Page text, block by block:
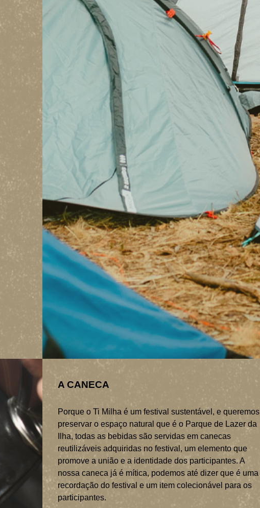
A CANECA
Porque o Ti Milha é um festival sustentável, e queremos
preservar o espaço natural que é o Parque de Lazer da
Ilha, todas as bebidas são servidas em canecas
reutilizáveis adquiridas no festival, um elemento que
promove a união e a identidade dos participantes. A
nossa caneca já é mítica, podemos até dizer que é uma
recordação do festival e um item colecionável para os
participantes.